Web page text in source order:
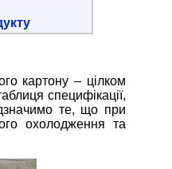
картону – цілком
специфікації,
те, що при
охолодження та